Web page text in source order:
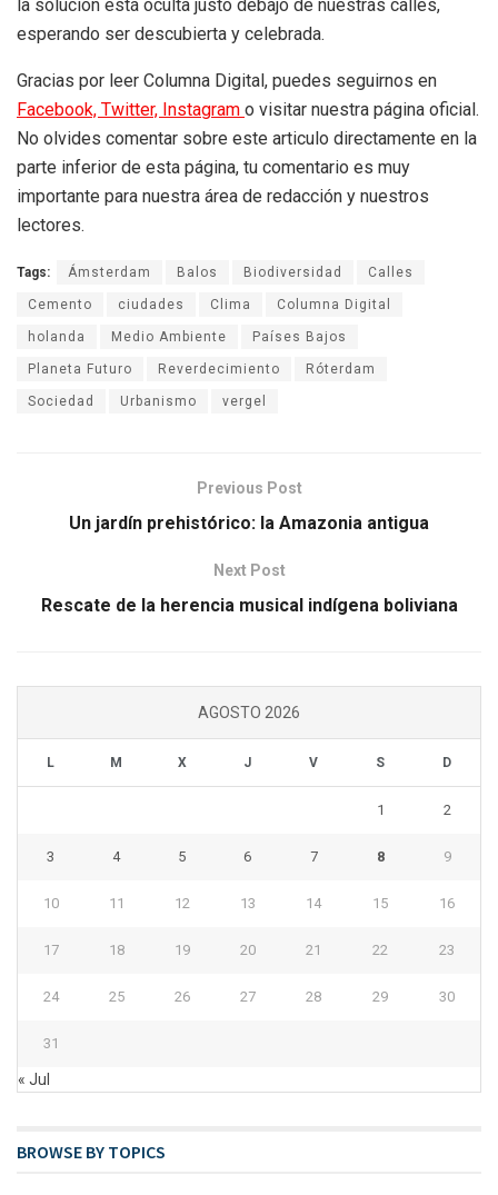
la solución está oculta justo debajo de nuestras calles,
esperando ser descubierta y celebrada.
Gracias por leer Columna Digital, puedes seguirnos en
Facebook, Twitter, Instagram o visitar nuestra página oficial.
No olvides comentar sobre este articulo directamente en la
parte inferior de esta página, tu comentario es muy
importante para nuestra área de redacción y nuestros
lectores.
Tags: Ámsterdam Balos Biodiversidad Calles
Cemento ciudades Clima Columna Digital
holanda Medio Ambiente Países Bajos
Planeta Futuro Reverdecimiento Róterdam
Sociedad Urbanismo vergel
Previous Post
Un jardín prehistórico: la Amazonia antigua
Next Post
Rescate de la herencia musical indígena boliviana
AGOSTO 2026
L M X J V S D
1 2
3 4 5 6 7 8 9
10 11 12 13 14 15 16
17 18 19 20 21 22 23
24 25 26 27 28 29 30
31
« Jul
BROWSE BY TOPICS